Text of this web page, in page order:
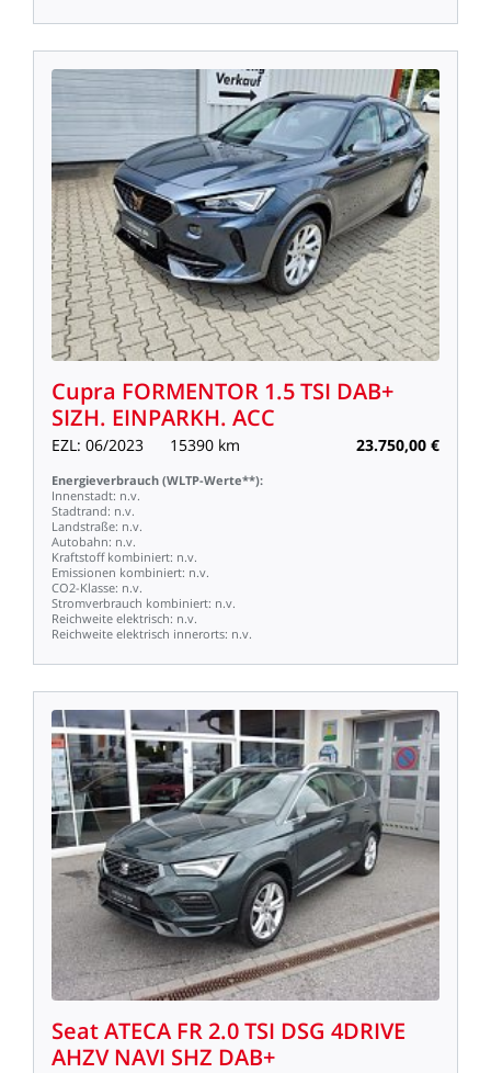
Cupra FORMENTOR 1.5TSI DAB+
SIZH. EINPARKH. ACC
EZL: 06/2023 15390 km 23.750,00 €
Energieverbrauch (WLTP-Werte**):
Innenstadt: n.v.
Stadtrand: n.v.
Landstraße: n.v.
Autobahn: n.v.
Kraftstoff kombiniert: n.v.
Emissionen kombiniert: n.v.
CO2-Klasse: n.v.
Stromverbrauch kombiniert: n.v.
Reichweite elektrisch: n.v.
Reichweite elektrisch innerorts: n.v.
SeatATECA FR2.0TSI DSG 4DRIVE
AHZV NAVI SHZ DAB+